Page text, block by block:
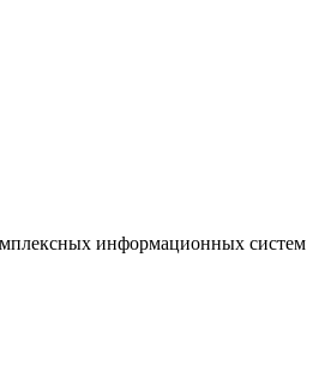
информационных систем